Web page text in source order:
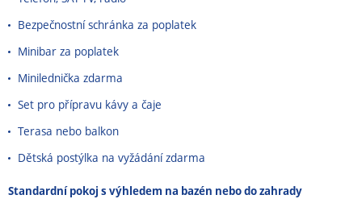
Bezpečnostní schránka za poplatek
Minibar za poplatek
Minilednička zdarma
Set pro přípravu kávy a čaje
Terasa nebo balkon
Dětská postýlka na vyžádání zdarma
Standardní pokoj s výhledem na bazén nebo do zahrady